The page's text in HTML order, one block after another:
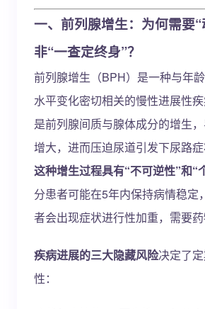
一、前列腺增生：为何需要
非“一查定终身”？
前列腺增生（BPH）是一种与年
水平变化密切相关的慢性进展性
是前列腺间质与腺体成分的增生
增大，进而压迫尿道引发下尿路症
这种增生过程具有“不可逆性”和“
分患者可能在5年内保持病情稳定
者会出现症状进行性加重，需要药
疾病进展的三大隐藏风险决定了
性：